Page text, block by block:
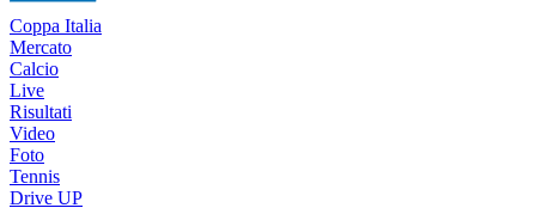
Coppa Italia
Mercato
Calcio
Live
Risultati
Video
Foto
Tennis
Drive UP